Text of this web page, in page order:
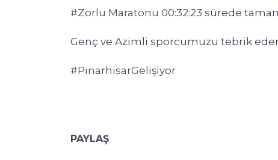
#Zorlu Maratonu 00:32:23 sürede
Genç ve Azimli sporcumuzu tebrik eder
#PınarhisarGelişiyor
PAYLAŞ